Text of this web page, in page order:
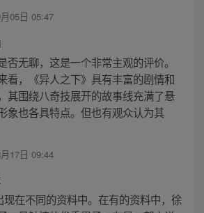
05日 05:47
否无聊，这是一个非常主观的评价。
看，《异人之下》具有丰富的剧情和
其围绕八奇技展开的故事线充满了悬
象也各具特点。但也有观众认为其
17日 09:44
现在不同的资料中。在有的资料中，徐